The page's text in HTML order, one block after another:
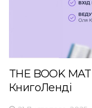
THE BOOK
КнигоЛенді